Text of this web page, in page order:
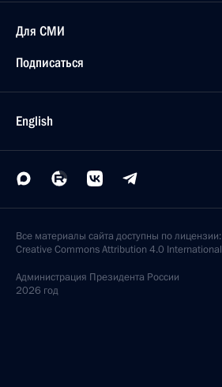
Для СМИ
Подписаться
English
Все материалы сайта доступны по лицензии:
Creative Commons Attribution 4.0 International
Администрация Президента России
2026 год